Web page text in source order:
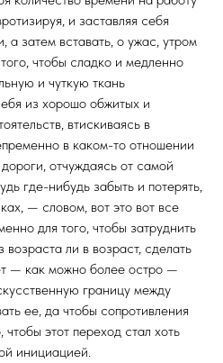
и заставляя себя
а затем вставать, о ужас, утром
чтобы сладко и медленно
и чуткую ткань
из хорошо обжитых и
втискиваясь в
в каком-то отношении
отчуждаясь от самой
где-нибудь забыть и потерять,
— словом, вот это вот все
для того, чтобы затруднить
ли в возраст, сделать
— как можно более остро —
границу между
ее, да чтобы сопротивления
этот переход стал хоть
инициацией.